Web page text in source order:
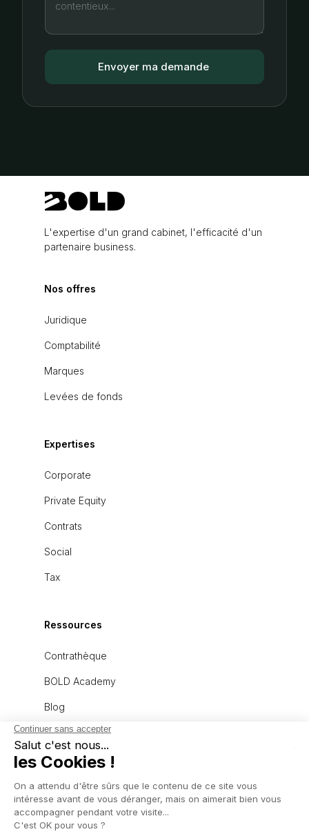
L'expertise d'un grand cabinet, l'efficacité d'un
partenaire business.
Nos offres
Juridique
Comptabilité
Marques
Levées de fonds
Expertises
Corporate
Private Equity
Contrats
Social
Tax
Ressources
Contrathèque
BOLD Academy
Blog
À propos
L'équipe
Recrutement